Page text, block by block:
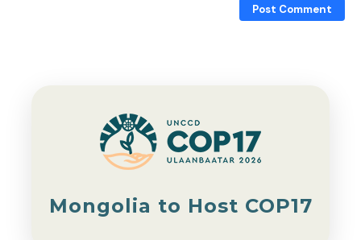
Mongolia to Host COP17